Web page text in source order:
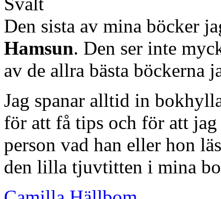
Den sista av mina böcker
Hamsun. Den ser inte
av de allra bästa böckerna
Jag spanar alltid in
för att få tips och för att
person vad han eller hon
den lilla tjuvtitten i mina